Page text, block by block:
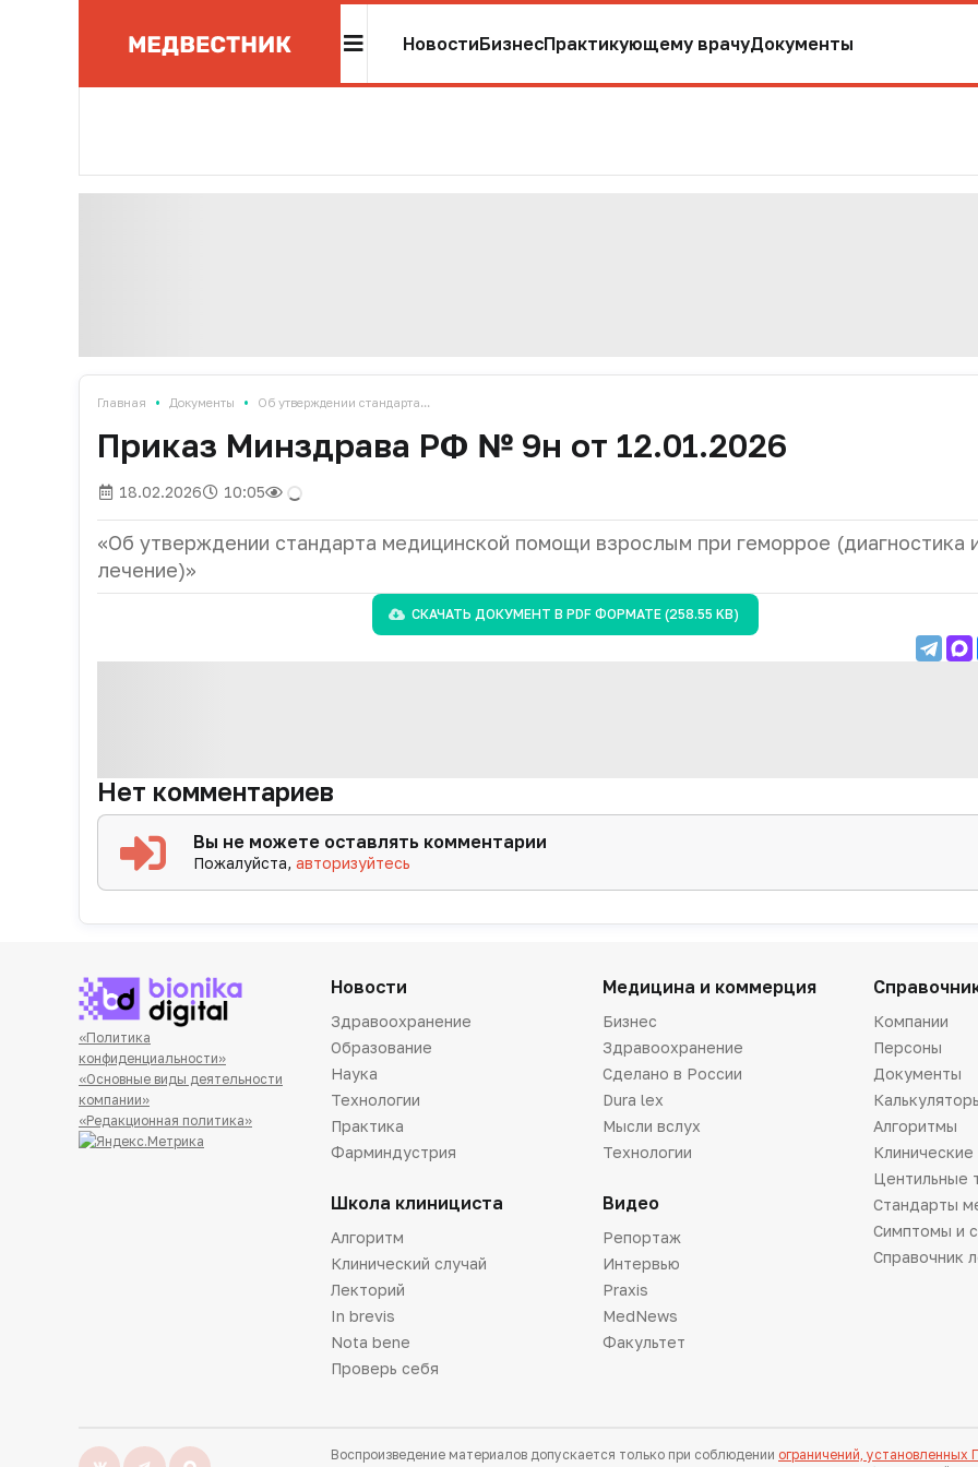
НовостиБизнесПрактикующему врачуДокументы
Главная • Документы • Об утверждении стандарта...
Приказ Минздрава РФ № 9н от 12.01.2026
18.02.2026 10:05
«Об утверждении стандарта медицинской помощи взрослым при геморрое (диагностика
лечение)»
СКАЧАТЬ ДОКУМЕНТ В PDFФОРМАТЕ (258.55 KB)
Нет комментариев
Вы не можете оставлять комментарии
Пожалуйста,авторизуйтесь
«Политика
конфиденциальности»
«Основные виды деятельности
компании»
«Редакционная политика»
Новости
Здравоохранение
Образование
Наука
Технологии
Практика
Фарминдустрия
Школа клинициста
Алгоритм
Клинический случай
Лекторий
In brevis
Nota bene
Проверь себя
Медицина и коммерция
Бизнес
Здравоохранение
Сделано в России
Dura lex
Мысли вслух
Технологии
Видео
Репортаж
Интервью
Praxis
MedNews
Факультет
Компании
Персоны
Документы
Алгоритмы
Центильные
Стандарты
Симптомы и
Справочник
Воспроизведение материалов допускается только при соблюдении ограничений,